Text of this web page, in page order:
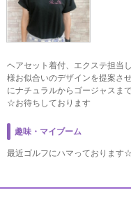
ヘアセット着付、エクステ担当
様お似合いのデザインを提案さ
にナチュラルからゴージャスま
☆お待ちしております
趣味・マイブーム
最近ゴルフにハマっております☆